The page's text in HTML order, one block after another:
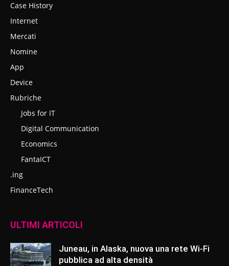
Case History
Internet
Mercati
Nomine
App
Device
Rubriche
Jobs for IT
Digital Communication
Economics
FantaICT
.ing
FinanceTech
ULTIMI ARTICOLI
Juneau, in Alaska, nuova una rete Wi-Fi
pubblica ad alta densità